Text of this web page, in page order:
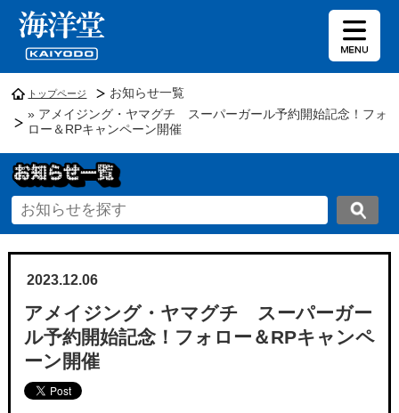
トップページ
お知らせ一覧
» アメイジング・ヤマグチ スーパーガール予約開始記念！フォ
ロー＆RPキャンペーン開催
2023.12.06
アメイジング・ヤマグチ スーパーガー
ル予約開始記念！フォロー＆RPキャンペ
ーン開催